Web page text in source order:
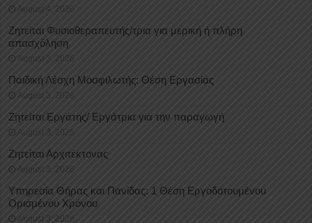
August 4, 2026
Ζητείται Φυσιοθεραπευτής/τρια για μερική ή πλήρη
απασχόληση
August 3, 2026
Παιδική Λέσχη Μοσφιλωτής: Θέση Εργασίας
August 3, 2026
Ζητείται Εργάτης/ Εργάτρια για την παραγωγή
August 3, 2026
Ζητείται Αρχιτέκτονας
August 3, 2026
Υπηρεσία Θήρας και Πανίδας: 1 Θέση Eργοδοτουμένου
Oρισμένου Xρόνου
August 3, 2026